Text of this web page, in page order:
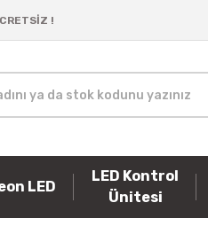
!
LED
LED Kontrol
Ünitesi